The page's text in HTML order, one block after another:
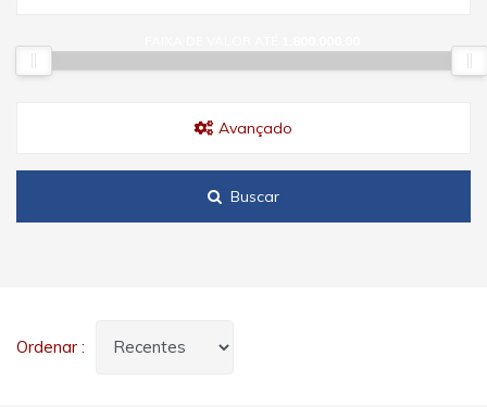
Avançado
Buscar
Ordenar :